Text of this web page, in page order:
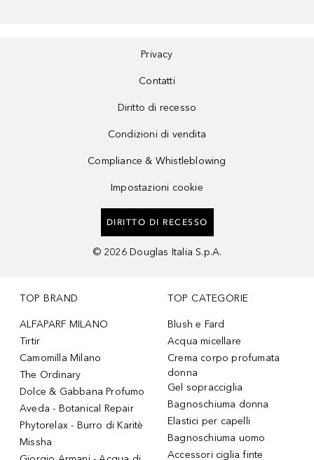
Privacy
Contatti
Diritto di recesso
Condizioni di vendita
Compliance & Whistleblowing
Impostazioni cookie
DIRITTO DI RECESSO
© 2026 Douglas Italia S.p.A.
TOP BRAND
ALFAPARF MILANO
Tirtir
Camomilla Milano
The Ordinary
Dolce & Gabbana Profumo
Aveda - Botanical Repair
Phytorelax - Burro di Karitè
Missha
TOP CATEGORIE
Blush e Fard
Acqua micellare
Crema corpo profumata
donna
Gel sopracciglia
Bagnoschiuma donna
Elastici per capelli
Bagnoschiuma uomo
Accessori ciglia finte